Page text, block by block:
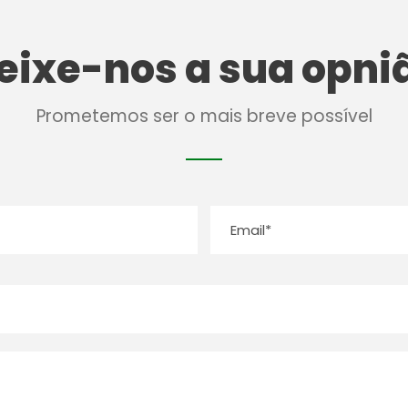
nos a sua
Prometemos ser o mais breve possível